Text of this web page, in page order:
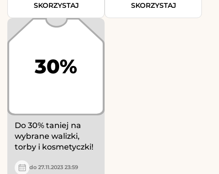
SKORZYSTAJ SKORZYSTAJ
30%
Do 30% taniej na
wybrane walizki,
torby i kosmetyczki!
do 27.11.2023 23:59